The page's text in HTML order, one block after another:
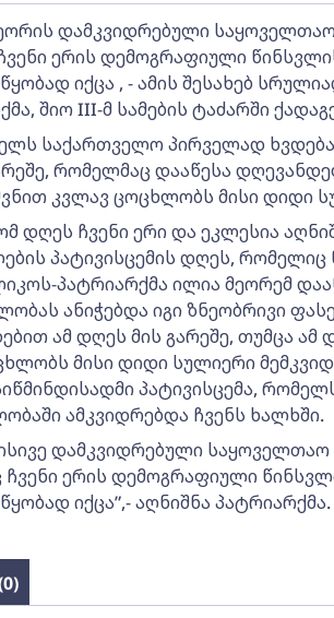
დამკვიდრებული
ერის დემოგრაფიული
იქცა , - ამის შესახებ
შიო III-მ სამების ტაძარში
საქართველო პირველად ხვდება
რომელმაც დააწესა
კვლავ ცოცხლობს მისი დიდი
დღეს ჩვენი ერი და ეკლესია
პატივისცემის დღეს,
პატრიარქმა ილია მეორემ
ანიჭებდა იგი ზნეობრივი
ამ დღეს მის გარეშე, თუმცა ამ
მისი დიდი სულიერი
პატივისცემა,
ამკვიდრებდა ჩვენს ხალხში.
დამკვიდრებული
ერის დემოგრაფიული
იქცა”,- აღნიშნა პატრიარქმა.
0)